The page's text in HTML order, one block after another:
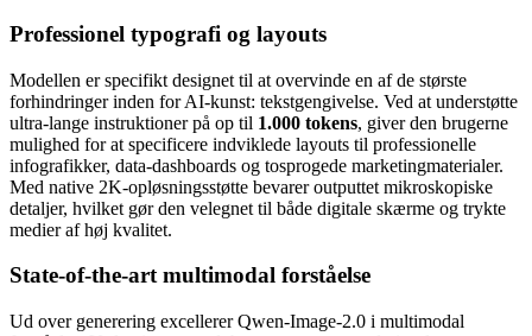
Professionel typografi og layouts
Modellen er specifikt designet til at overvinde en af de største
forhindringer inden for AI-kunst: tekstgengivelse. Ved at understøtte
ultra-lange instruktioner på op til 1.000 tokens, giver den brugerne
mulighed for at specificere indviklede layouts til professionelle
infografikker, data-dashboards og tosprogede marketingmaterialer.
Med native 2K-opløsningsstøtte bevarer outputtet mikroskopiske
detaljer, hvilket gør den velegnet til både digitale skærme og trykte
medier af høj kvalitet.
State-of-the-art multimodal forståelse
Ud over generering excellerer Qwen-Image-2.0 i multimodal